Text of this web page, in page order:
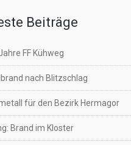
Beiträge
FF Kühweg
nach Blitzschlag
für den Bezirk Hermagor
Brand im Kloster